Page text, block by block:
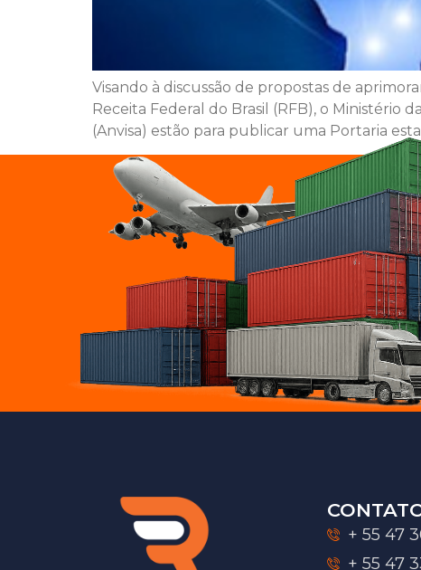
Visando à discussão de propostas de
Receita Federal do Brasil (RFB), o Ministério
(Anvisa) estão para publicar uma Portaria
+ 55 47
+ 55 47